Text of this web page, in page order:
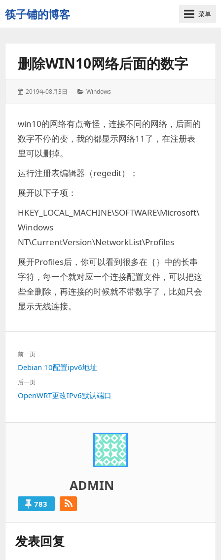
筷子铺的博客
记
录
菜单
删除WIN10网络后面的数字
发
2019年08月3日
分
Windows
win10的网络有点奇怪，连接不同的网络，后面的
数字不停的变，我的都显示网络11了，在注册表
里可以删掉。
运行注册表编辑器（regedit）；
展开以下子项：
HKEY_LOCAL_MACHINE\SOFTWARE\Microsoft\
Windows
NT\CurrentVersion\NetworkList\Profiles
展开Profiles后，你可以看到很多在｛｝中的长串
字符，每一个就对应一个连接配置文件，可以把这
些全删除，再连接的时候就不带数字了，比如只会
显示无线连接。
文
章
导
航
前一页
上
一
Debian 10配置ipv6地址
后一页
下
OpenWRT更改IPv6默认端口
ADMIN
783
发表回复